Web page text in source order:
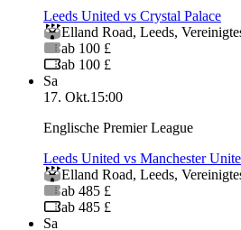
Leeds United vs Crystal Palace
Elland Road, Leeds,
ab 100 £
ab 100 £
Sa
17. Okt.15:00
Englische Premier League
Leeds United vs Manchester
Elland Road, Leeds,
ab 485 £
ab 485 £
Sa